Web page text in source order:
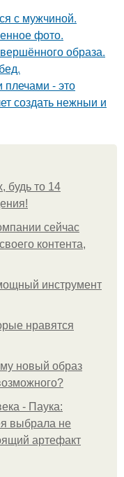
с мужчиной.
фото.
образа.
- это
создать нежныи и
будь то 14
сейчас
контента,
инструмент
нравятся
новый образ
- Паука:
выбрала не
артефакт